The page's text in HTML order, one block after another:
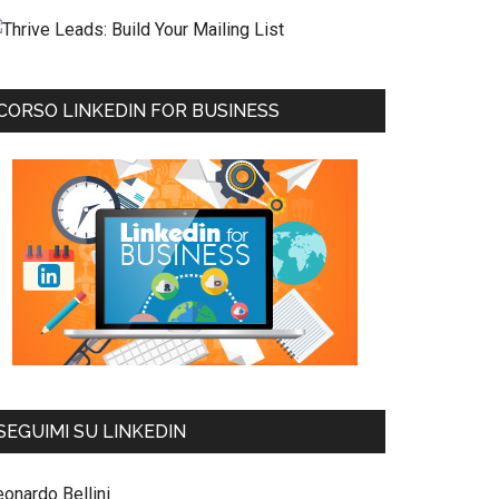
LINKEDIN FOR BUSINESS
SU LINKEDIN
Bellini